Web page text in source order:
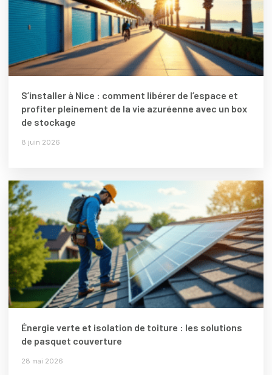
S’installer à Nice : comment libérer de l’espace et
profiter pleinement de la vie azuréenne avec un box
de stockage
8 juin 2026
Énergie verte et isolation de toiture : les solutions
de pasquet couverture
28 mai 2026